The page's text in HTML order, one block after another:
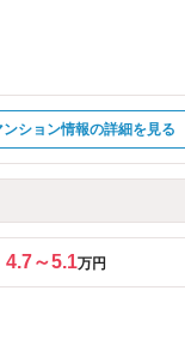
ンション情報の詳細を見る
4.7～5.1万円